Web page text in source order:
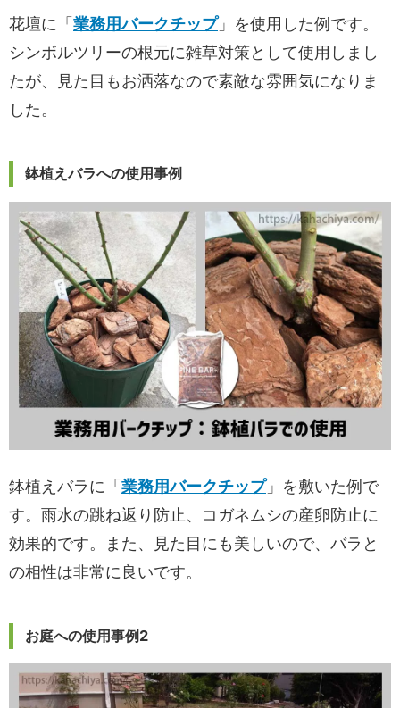
花壇に「業務用バークチップ」を使用した例です。
シンボルツリーの根元に雑草対策として使用しまし
たが、見た目もお洒落なので素敵な雰囲気になりま
した。
鉢植えバラへの使用事例
鉢植えバラに「業務用バークチップ」を敷いた例で
す。雨水の跳ね返り防止、コガネムシの産卵防止に
効果的です。また、見た目にも美しいので、バラと
の相性は非常に良いです。
お庭への使用事例2